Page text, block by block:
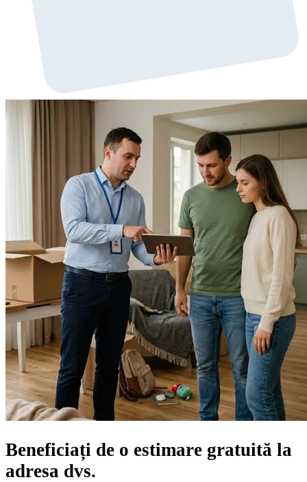
Beneficiați de o estimare gratuită la
adresa dvs.